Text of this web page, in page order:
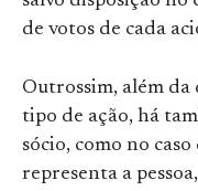
de votos de cada
Outrossim, além
tipo de ação, há
sócio, como no
representa a